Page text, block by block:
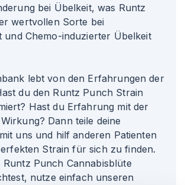
bei Übelkeit, was Runtz
wertvollen Sorte bei
und Chemo-induzierter Übelkeit
lebt von den Erfahrungen der
du den Runtz Punch Strain
Hast du Erfahrung mit der
Dann teile deine
uns und hilf anderen Patienten
Strain für sich zu finden.
Runtz Punch Cannabisblüte
nutze einfach unseren